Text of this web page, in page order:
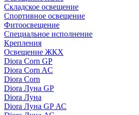
Складское освещение
Спортивное освещение
Фитоосвещение
Специальное исполнение
Крепления
Освещение ЖКХ
Diora Corn GP
Diora Corn AC
Diora Corn
Diora Луна GP
Diora Луна
Diora Луна GP АС